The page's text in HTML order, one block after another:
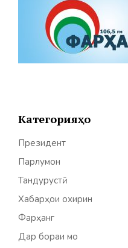
Категорияҳо
Президент
Парлумон
Тандурустӣ
Хабарҳои охирин
Фарҳанг
Дар бораи мо